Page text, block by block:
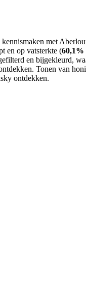
kennismaken met
en op vatsterkte (60,1%
en bijgekleurd,
Tonen van
ontdekken.